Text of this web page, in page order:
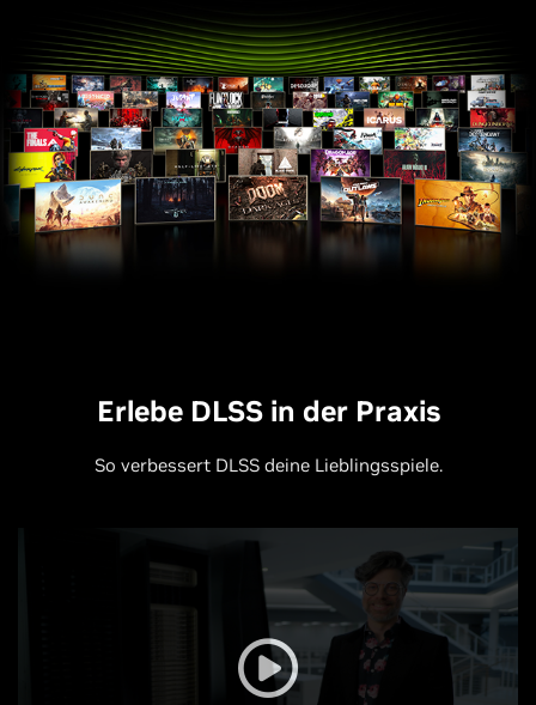
Erlebe DLSS in der Praxis
So verbessert DLSS deine Lieblingsspiele.